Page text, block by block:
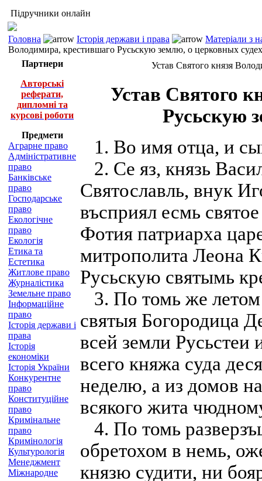
Підручники онлайн
Головна Історія держави і права
Матеріали з
Володимира, крестившаго Русьскую землю, о церковных судех
Партнери
Авторські
реферати,
дипломні та
курсові роботи
Предмети
Аграрне право
Адміністративне
право
Банківське
право
Господарське
право
Екологічне
право
Екологія
Етика та
Естетика
Житлове право
Журналістика
Земельне право
Інформаційне
право
Історія держави і
права
Історія
економіки
Історія України
Конкурентне
право
Конституційне
право
Кримінальне
право
Кримінологія
Культурологія
Менеджмент
Міжнародне
Устав Святого князя
Устав Святого
Русьскую
1. Во имя отца, и
2. Се яз, князь
Святославль, внук
въсприял есмь
Фотия патриарха
митрополита Леона
Русьскую святымь
3. По томь же
святыя Богородица
всей земли
всего княжа суда
неделю, а из домов на
всякого жита
4. По томь
обретохом в немь,
князю судити, ни